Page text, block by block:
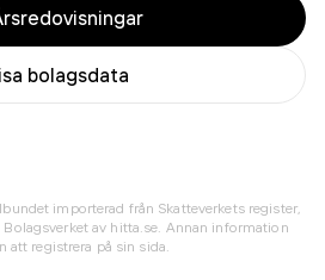
bolagsdata
importerad från Skatteverkets register,
av hitta.se. Annan information
att registrera på sin sida.